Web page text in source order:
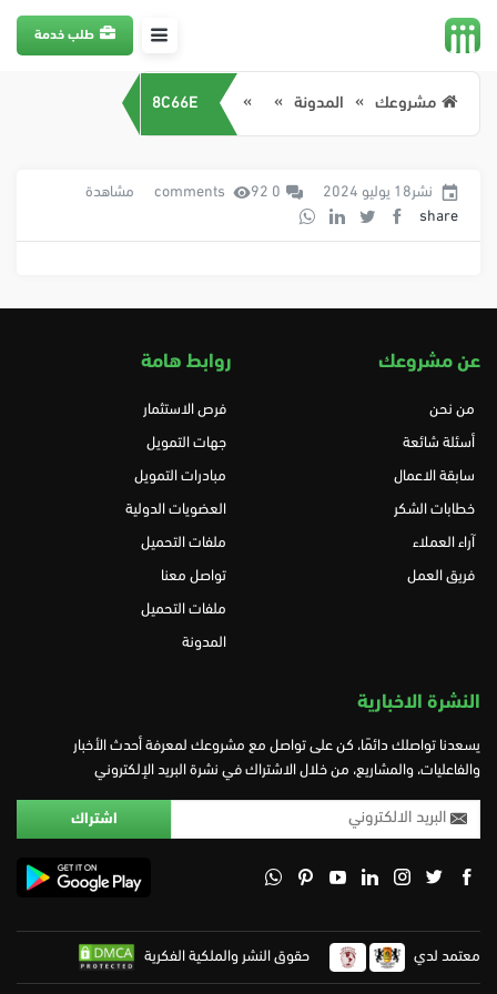
طلب خدمة
مشروعك المدونة 8C66E
نشر18 يوليو 2024 0 comments 92 مشاهدة
share
عن مشروعك
من نحن
أسئلة شائعة
سابقة الاعمال
خطابات الشكر
آراء العملاء
فريق العمل
روابط هامة
فرص الاستثمار
جهات التمويل
مبادرات التمويل
العضويات الدولية
ملفات التحميل
تواصل معنا
ملفات التحميل
المدونة
النشرة الاخبارية
يسعدنا تواصلك دائمًا، كن على تواصل مع مشروعك لمعرفة أحدث الأخبار
والفاعليات، والمشاريع، من خلال الاشتراك في نشرة البريد الإلكتروني
معتمد لدي حقوق النشر والملكية الفكرية